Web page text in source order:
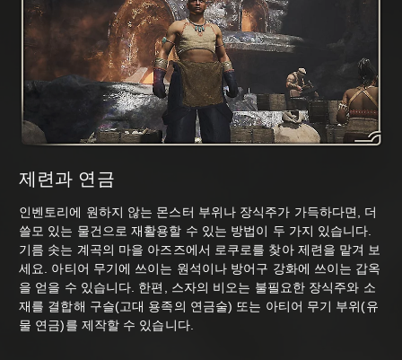
제련과 연금
인벤토리에 원하지 않는 몬스터 부위나 장식주가 가득하다면, 더
쓸모 있는 물건으로 재활용할 수 있는 방법이 두 가지 있습니다.
기름 솟는 계곡의 마을 아즈즈에서 로쿠로를 찾아 제련을 맡겨 보
세요. 아티어 무기에 쓰이는 원석이나 방어구 강화에 쓰이는 갑옥
을 얻을 수 있습니다. 한편, 스자의 비오는 불필요한 장식주와 소
재를 결합해 구슬(고대 용족의 연금술) 또는 아티어 무기 부위(유
물 연금)를 제작할 수 있습니다.